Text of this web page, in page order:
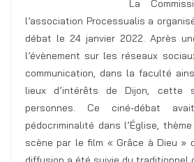
La Commission
l’association Processualis a
débat le 24 janvier 2022. Après
l’évènement sur les réseaux
communication, dans la faculté
lieux d’intérêts de Dijon, cette
personnes. Ce ciné-débat
pédocriminalité dans l’Église,
scène par le film « Grâce à Dieu »